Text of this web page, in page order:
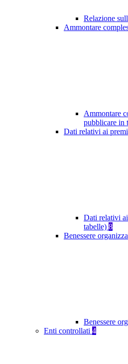
Relazione
Ammontare
Ammontare
pubblicare in
Dati relativi ai premi
Dati relativi
tabelle) 8
Benessere
Benessere
Enti controllati 4